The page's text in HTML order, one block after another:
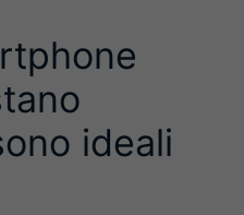
ideali